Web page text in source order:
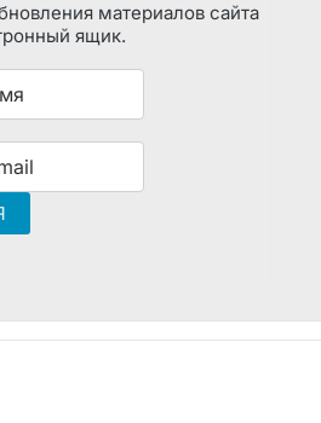
материалов сайта
ящик.